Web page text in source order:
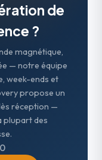
de
?
magnétique,
— notre équipe
week-ends et
propose un
réception —
plupart des